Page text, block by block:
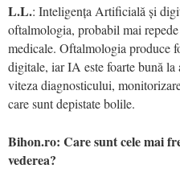
L.L.: Inteligența Artificială și
oftalmologia, probabil mai
medicale. Oftalmologia produce
digitale, iar IA este foarte bună
viteza diagnosticului,
care sunt depistate bolile.
Bihon.ro: Care sunt cele mai
vederea?